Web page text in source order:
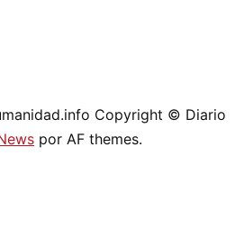
Copyright © Diario
por AF themes.